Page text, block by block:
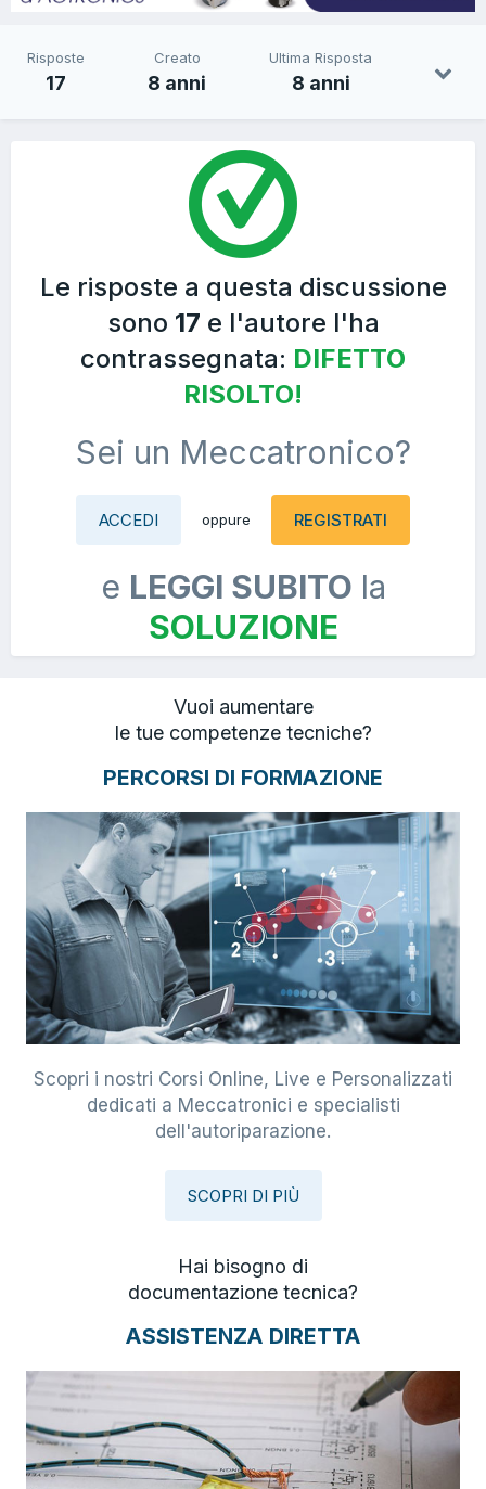
Risposte
17
Creato
8 anni
Ultima Risposta
8 anni
Le risposte a questa discussione
sono 17 e l'autore l'ha
contrassegnata: DIFETTO
RISOLTO!
Sei un Meccatronico?
ACCEDI oppure REGISTRATI
e LEGGI SUBITO la
SOLUZIONE
Vuoi aumentare
le tue competenze tecniche?
PERCORSI DI FORMAZIONE
Scopri i nostri Corsi Online, Live e Personalizzati
dedicati a Meccatronici e specialisti
dell'autoriparazione.
SCOPRI DI PIÙ
Hai bisogno di
documentazione tecnica?
ASSISTENZA DIRETTA